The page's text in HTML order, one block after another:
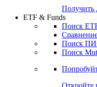
Получить
ETF & Funds
Поиск
Поиск
Поиск